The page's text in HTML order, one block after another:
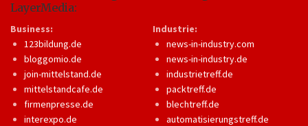
LayerMedia:
Business:
123bildung.de
bloggomio.de
join-mittelstand.de
mittelstandcafe.de
firmenpresse.de
interexpo.de
Industrie:
news-in-industry.com
news-in-industry.de
industrietreff.de
packtreff.de
blechtreff.de
automatisierungstreff.de